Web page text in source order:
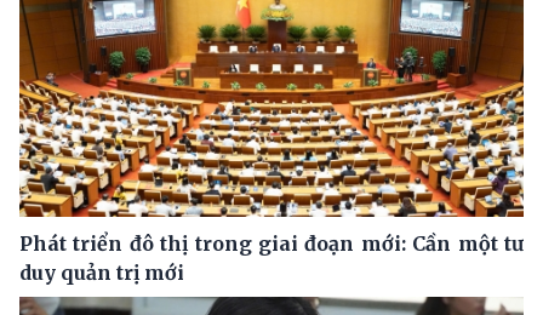
Phát triển đô thị trong giai đoạn mới: Cần một tư
duy quản trị mới